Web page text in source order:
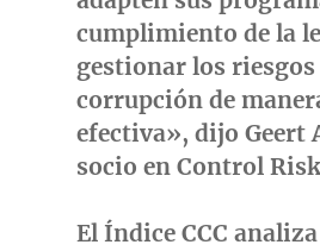
cumplimiento de la
gestionar los riesgos
corrupción de
efectiva», dijo Geert
socio en Control
El Índice CCC